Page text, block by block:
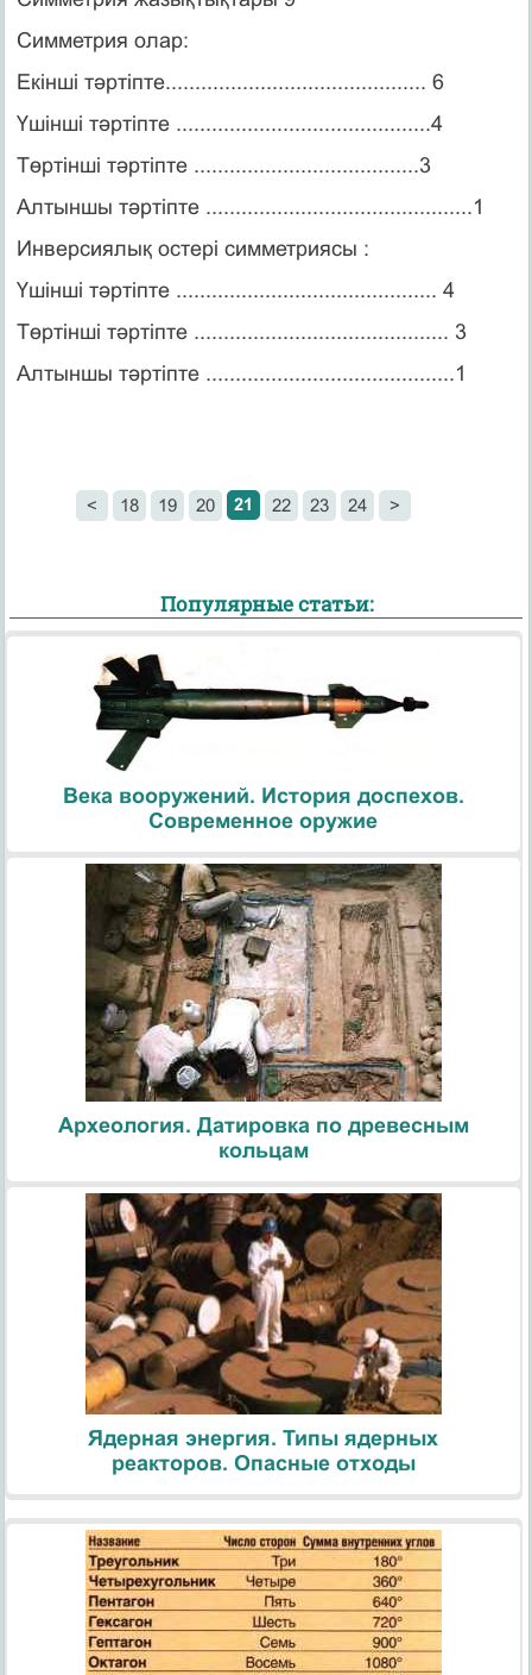
Симметрия олар:
Екінші тәртіпте............................................ 6
Үшiншi тәртiпте ...........................................4
Төртiншi тәртіпте ......................................3
Алтыншы тәртіпте .............................................1
Инверсиялық остері симметриясы :
Үшiншi тәртіпте ............................................ 4
Төртiншi тәртіпте ........................................... 3
Алтыншы тәртіпте ..........................................1
< 18 19 20 21 22 23 24 >
Популярные статьи:
Века вооружений. История доспехов.
Современное оружие
Археология. Датировка по древесным
кольцам
Ядерная энергия. Типы ядерных
реакторов. Опасные отходы